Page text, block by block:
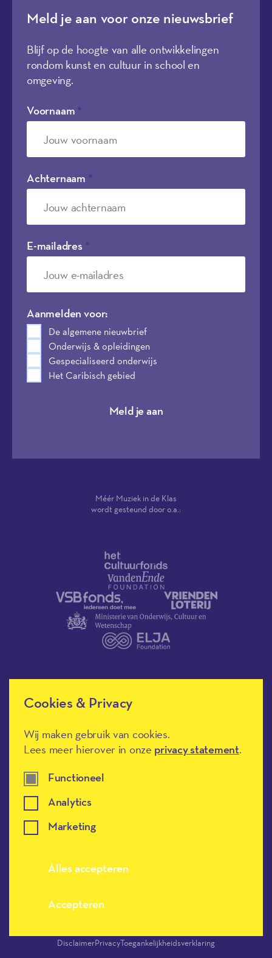
Cookies & Privacy
Wij maken gebruik van cookies.
Lees meer hierover in onze privacy statement.
Functioneel
Analytics
Marketing
Alles accepteren
Accepteren
Meld je aan voor onze nieuwsbrief
Blijf op de hoogte van alle ontwikkelingen
rondom kunst en cultuur in school en
omgeving.
Voornaam
Achternaam
E-mailadres
Aanmelden voor:
De algemene nieuwbrief
Onderwijs & opleidingen
Gespecialiseerd onderwijs
Het Caribisch gebied
Meld je aan
Méér Muziek in de Klas
wordt gesteund door o.a.:
Méér Muziek in de Klas heeft de
culturele ANBI-status en is een
DisclaimerPrivacyToegankelijkheidsverklaring